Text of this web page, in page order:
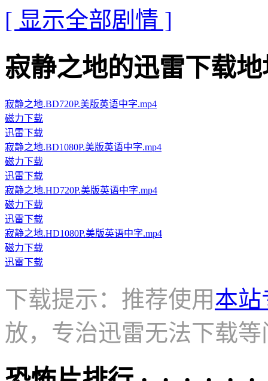
[ 显示全部剧情 ]
寂静之地的迅雷下载地
寂静之地.BD720P.美版英语中字.mp4
磁力下载
迅雷下载
寂静之地.BD1080P.美版英语中字.mp4
磁力下载
迅雷下载
寂静之地.HD720P.美版英语中字.mp4
磁力下载
迅雷下载
寂静之地.HD1080P.美版英语中字.mp4
磁力下载
迅雷下载
下载提示：推荐使用本站
放，专治迅雷无法下载等